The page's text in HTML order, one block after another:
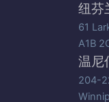
纽芬
61
A1B
温尼
204-